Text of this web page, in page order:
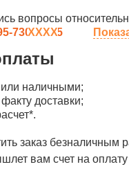
вопросы
730-90-25
наличными;
доставки;
заказ безналичным
вам счет на